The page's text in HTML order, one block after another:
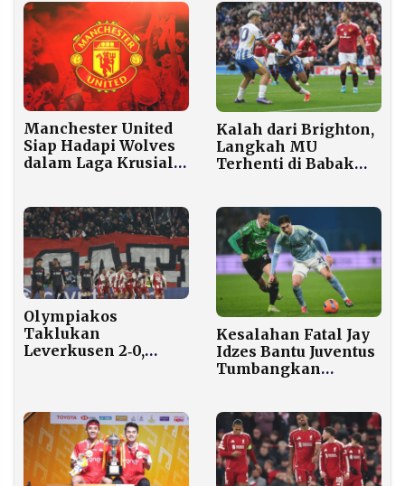
Manchester United
Siap Hadapi Wolves
dalam Laga Krusial
Kalah dari Brighton,
Langkah MU
Terhenti di Babak
Olympiakos
Taklukan
Leverkusen 2‑0,
Kesalahan Fatal Jay
Idzes Bantu Juventus
Tumbangkan